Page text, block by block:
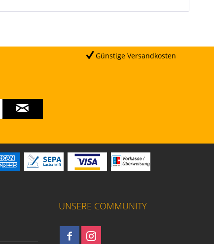
Günstige Versandkosten
UNSERE COMMUNITY